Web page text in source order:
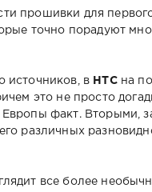
прошивки для
точно порадуют
источников, в HTCна
это не просто
факт. Вторыми,
различных
все более